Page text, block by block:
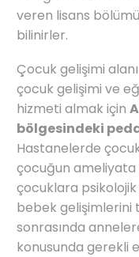
veren lisans
bilinirler.
Çocuk gelişimi
çocuk gelişimi ve
hizmeti almak için
bölgesindeki
Hastanelerde
çocuğun ameliyata
çocuklara
bebek gelişimlerini
sonrasında
konusunda gerekli